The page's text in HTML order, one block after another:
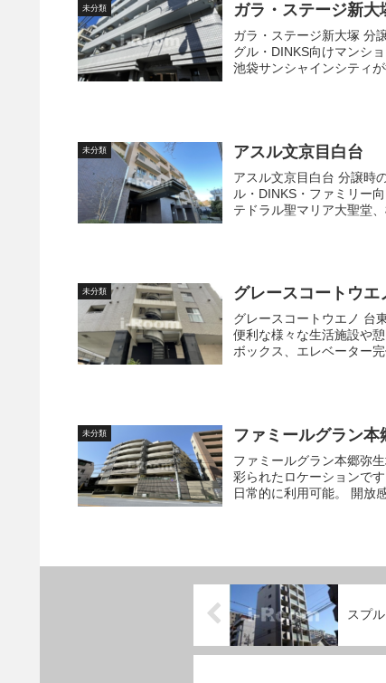
未分類 ガラ・ステージ新大
ガラ・ステージ新大塚 分譲時の住戸床面積は16.3㎡～62㎡で間取りはワンルーム～2LDKのシン
グル・DINKS向けマンションです。 徒歩3分以内にスーパーやコンビ
池袋サンシャインシティ
未分類 アスル文京目白台
アスル文京目白台 分譲時の住戸床面積は51.38㎡～96.34㎡で間取りは1LDK～3LDKとシング
ル・DINKS・ファミリー向けマンションです。 近
テドラル聖マリア大聖堂、
未分類 グレースコートウエ
グレースコートウエノ 台東区下谷にある築17年のマンションです。 周辺エリアは、日常生活に
便利な様々な生活施設や憩いのスポット
未分類 ファミールグラン本
ファミールグラン本郷弥生坂 すぐそばに東京大学の広大な敷地が広がる、文化と学
彩られたロケーションです。 不忍通りを走るバスを使えば、京成本線京成上野駅や
日常的に利
スプ